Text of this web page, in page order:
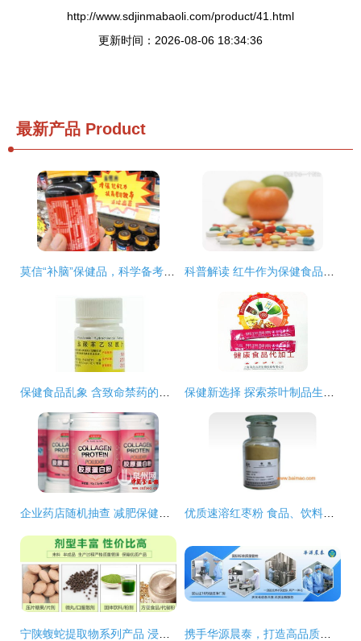
http://www.sdjinmabaoli.com/product/41.html
更新时间：2026-08-06 18:34:36
最新产品 Product
莫信“补脑”保健品，科学备考方为道——致高考学子的一封信 科普解读 红牛作为保健食品与茶叶制品的生产差异
保健食品乱象 含致命禁药的成本与暴利陷阱 保健新选择 探索茶叶制品生产的健康之道
企业药店随机抽查 减肥保健食品信息不符下架待查，保健食品生产环节敲响警钟 优质速溶红枣粉 食品、饮料、药品及保健食品生产的多功能原料
宁陕蝮蛇提取物系列产品 浸膏、提取液、浓缩液的批发、OEM代工与保健食品生产一站式解决方案 携手华源晨泰，打造高品质中老年健脾养胃特膳膏滋——专业贴牌OEM生产解决方案